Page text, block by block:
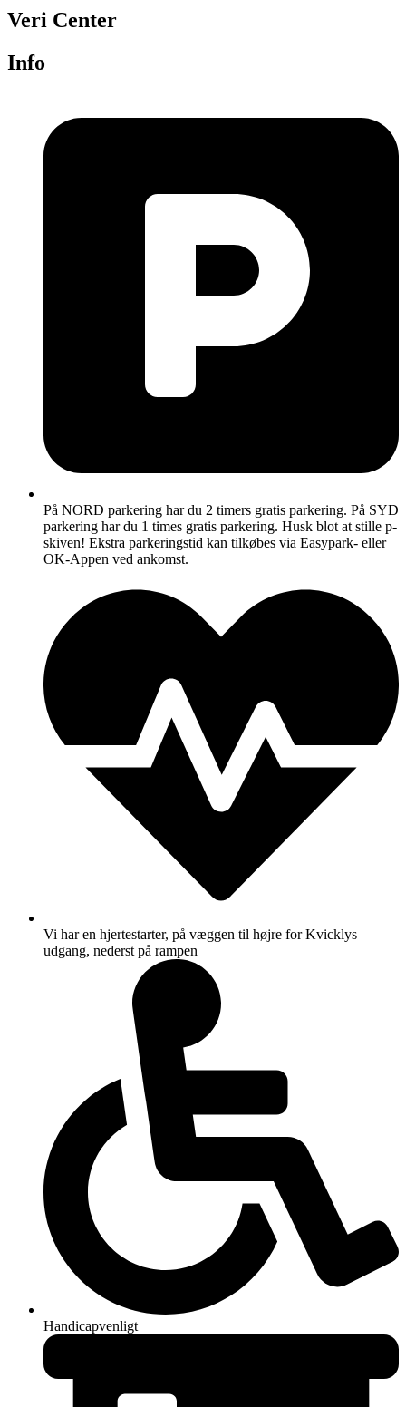
Veri Center
Info
På NORD parkering har du 2 timers gratis parkering. På SYD
parkering har du 1 times gratis parkering. Husk blot at stille p-
skiven! Ekstra parkeringstid kan tilkøbes via Easypark- eller
OK-Appen ved ankomst.
Vi har en hjertestarter, på væggen til højre for Kvicklys
udgang, nederst på rampen
Handicapvenligt